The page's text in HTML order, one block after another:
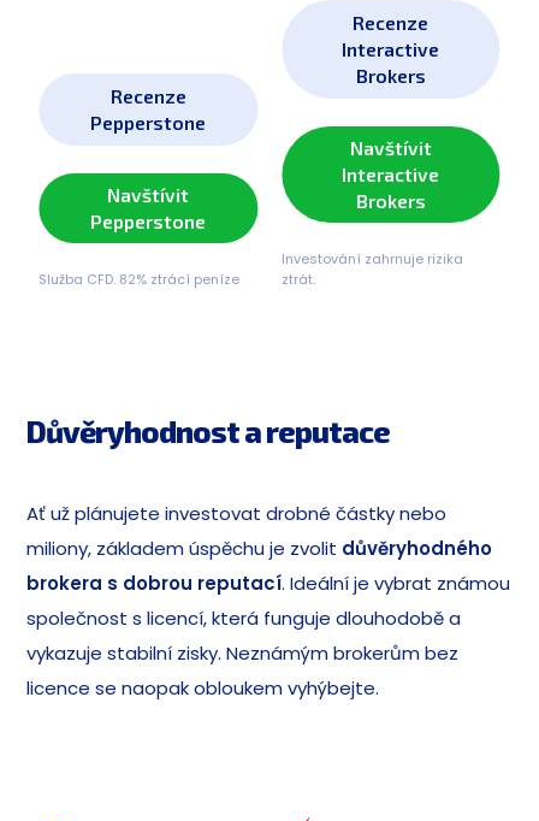
Recenze
Pepperstone
Navštívit
Pepperstone
Služba CFD. 82% ztrácí peníze
Recenze
Interactive
Brokers
Navštívit
Interactive
Brokers
Investování zahrnuje rizika
ztrát.
Důvěryhodnost a reputace
Ať už plánujete investovat drobné částky nebo
miliony, základem úspěchu je zvolit důvěryhodného
brokera s dobrou reputací. Ideální je vybrat známou
společnost s licencí, která funguje dlouhodobě a
vykazuje stabilní zisky. Neznámým brokerům bez
licence se naopak obloukem vyhýbejte.